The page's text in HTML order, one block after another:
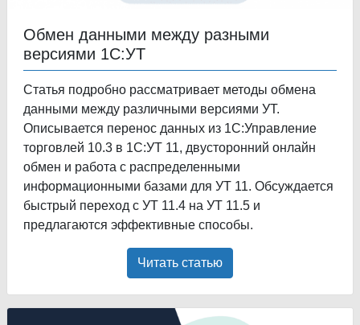
Обмен данными между разными
версиями 1С:УТ
Статья подробно рассматривает методы обмена
данными между различными версиями УТ.
Описывается перенос данных из 1С:Управление
торговлей 10.3 в 1С:УТ 11, двусторонний онлайн
обмен и работа с распределенными
информационными базами для УТ 11. Обсуждается
быстрый переход с УТ 11.4 на УТ 11.5 и
предлагаются эффективные способы.
Читать статью